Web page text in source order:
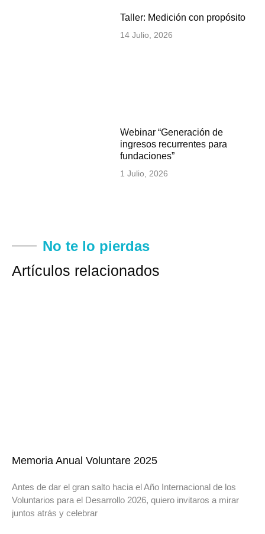
Taller: Medición con propósito
14 Julio, 2026
Webinar “Generación de
ingresos recurrentes para
fundaciones”
1 Julio, 2026
No te lo pierdas
Artículos relacionados
Memoria Anual Voluntare 2025
Antes de dar el gran salto hacia el Año Internacional de los
Voluntarios para el Desarrollo 2026, quiero invitaros a mirar
juntos atrás y celebrar